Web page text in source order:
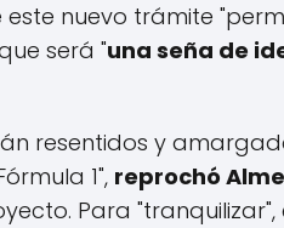
nuevo trámite
será "una seña de
resentidos y
1", reprochó
Para "tranquilizar",